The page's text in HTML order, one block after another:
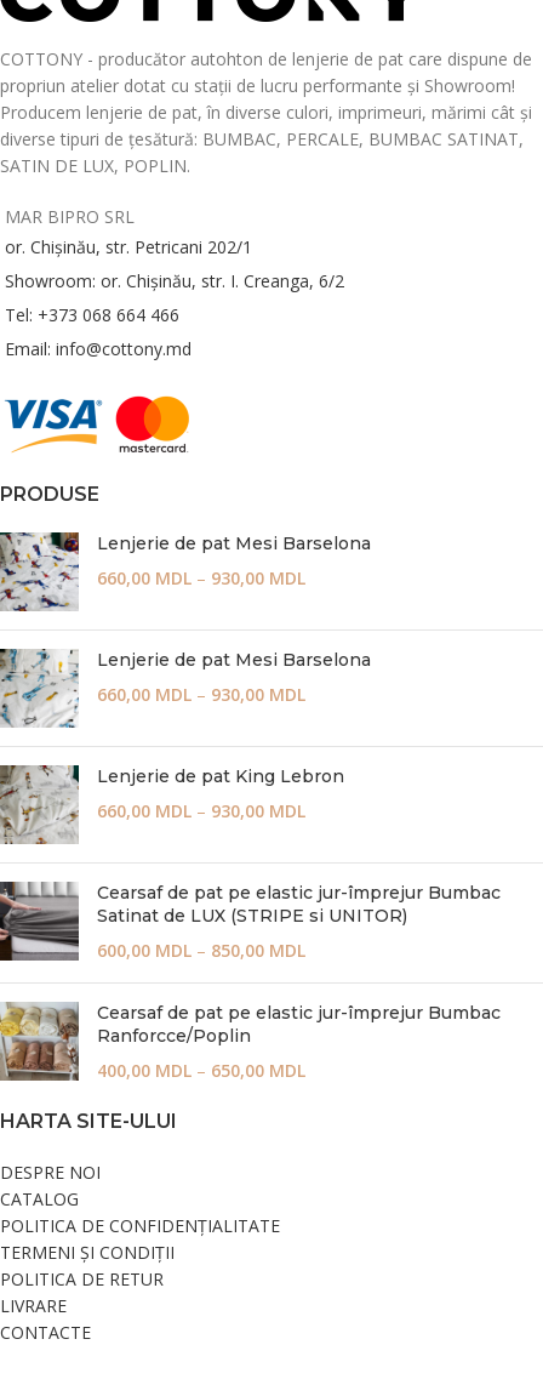
COTTONY - producător autohton de lenjerie de pat care dispune de
propriun atelier dotat cu stații de lucru performante și Showroom!
Producem lenjerie de pat, în diverse culori, imprimeuri, mărimi cât și
diverse tipuri de țesătură: BUMBAC, PERCALE, BUMBAC SATINAT,
SATIN DE LUX, POPLIN.
MAR BIPRO SRL
or. Chișinău, str. Petricani 202/1
Showroom: or. Chișinău, str. I. Creanga, 6/2
Tel: +373 068 664 466
Email: info@cottony.md
PRODUSE
Lenjerie de pat Mesi Barselona
660,00 MDL – 930,00 MDL
Lenjerie de pat Mesi Barselona
660,00 MDL – 930,00 MDL
Lenjerie de pat King Lebron
660,00 MDL – 930,00 MDL
Cearsaf de pat pe elastic jur-împrejur Bumbac
Satinat de LUX (STRIPE si UNITOR)
600,00 MDL – 850,00 MDL
Cearsaf de pat pe elastic jur-împrejur Bumbac
Ranforcce/Poplin
400,00 MDL – 650,00 MDL
HARTA SITE-ULUI
DESPRE NOI
CATALOG
POLITICA DE CONFIDENȚIALITATE
TERMENI ȘI CONDIȚII
POLITICA DE RETUR
LIVRARE
CONTACTE